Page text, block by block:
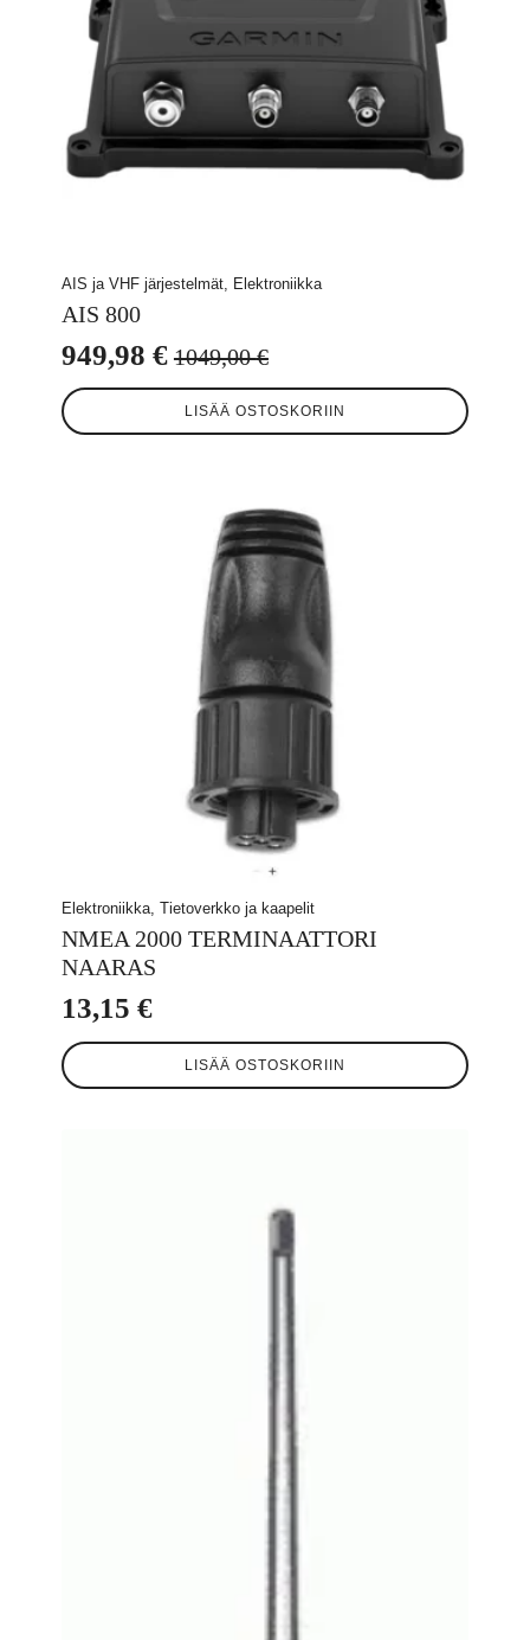
AIS ja VHF järjestelmät, Elektroniikka
AIS 800
1049,00€
Alkuperäinen
hinta
oli:
949,98 €
Nykyinen
hinta
on:
LISÄÄ OSTOSKORIIN
Elektroniikka, Tietoverkko ja kaapelit
NMEA 2000 TERMINAATTORI
NAARAS
13,15 €
LISÄÄ OSTOSKORIIN